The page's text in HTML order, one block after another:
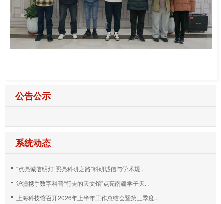
公告公示
系统动态
“点亮诚信明灯 照亮科研之路”科研诚信与学术规...
沪疆携手数字科普“行走的天文馆”点亮南疆学子天...
上海科技馆召开2026年上半年工作总结会暨第三季度...